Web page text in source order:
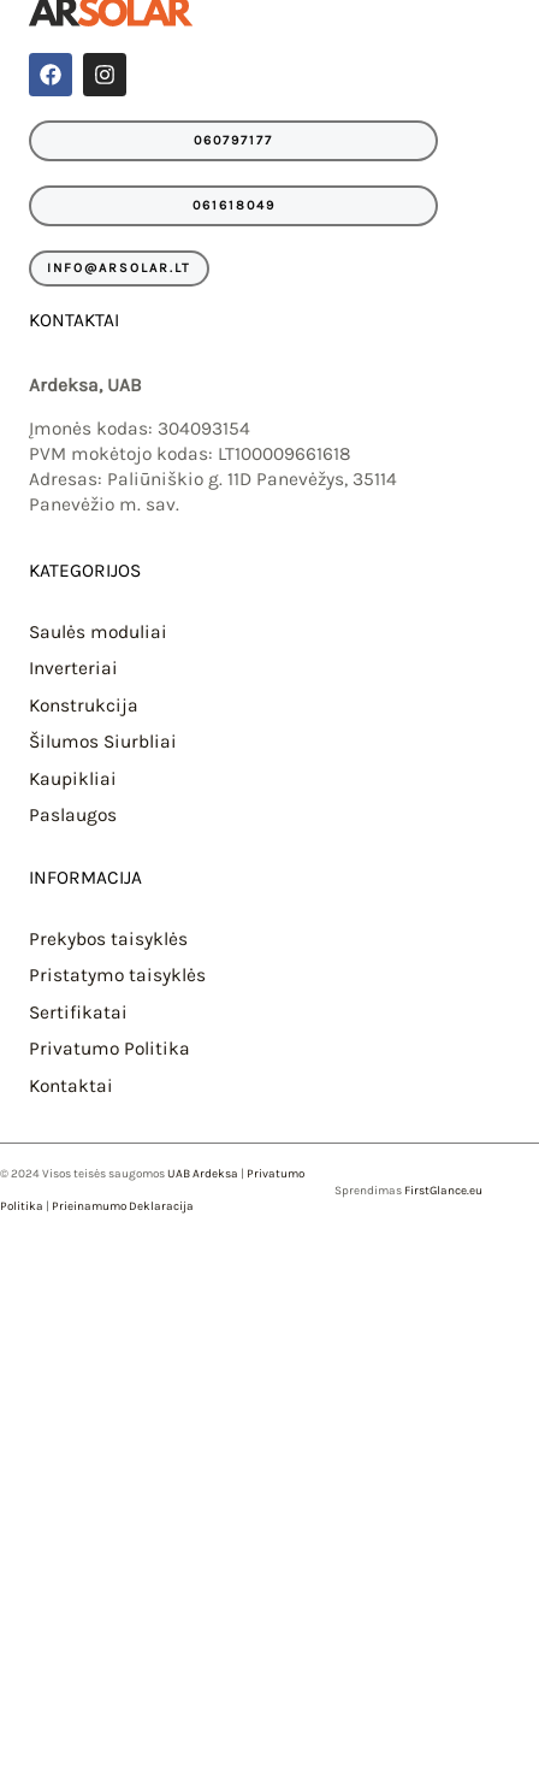
F
a
e
o
I
n
t
r
060797177
061618049
INFO@ARSOLAR.LT
KONTAKTAI
Ardeksa, UAB
Įmonės kodas: 304093154
PVM mokėtojo kodas: LT100009661618
Adresas: Paliūniškio g. 11D Panevėžys, 35114
Panevėžio m. sav.
KATEGORIJOS
Saulės moduliai
Inverteriai
Konstrukcija
Šilumos Siurbliai
Kaupikliai
Paslaugos
INFORMACIJA
Prekybos taisyklės
Pristatymo taisyklės
Sertifikatai
Privatumo Politika
Kontaktai
© 2024 Visos teisės saugomosUAB Ardeksa Privatumo
Politika Prieinamumo Deklaracija
Sprendimas FirstGlance.eu